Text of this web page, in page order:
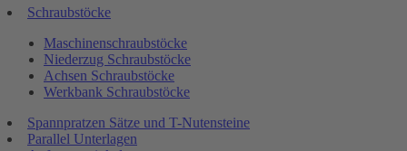
Schraubstöcke
Maschinenschraubstöcke
Niederzug Schraubstöcke
Achsen Schraubstöcke
Werkbank Schraubstöcke
Spannpratzen Sätze und T-Nutensteine
Parallel Unterlagen